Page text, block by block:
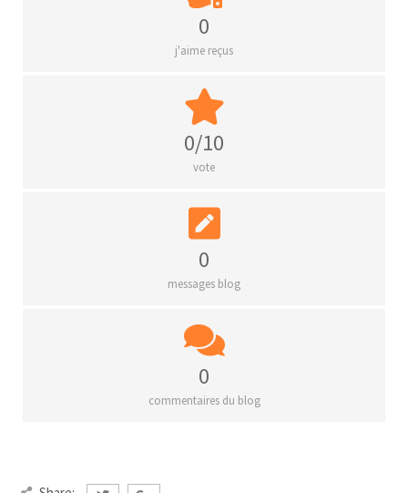
0
j'aime reçus
0/10
vote
0
messages blog
0
commentaires du blog